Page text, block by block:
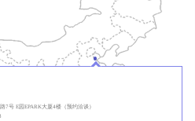
7号 E园EPARK大厦4楼（预约洽谈）